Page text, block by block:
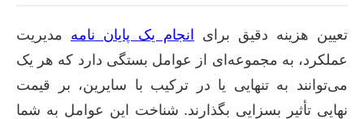
تعیین هزینه دقیق برای انجام یک پایان نامه مدیریت
عملکرد، به مجموعه‌ای از عوامل بستگی دارد که هر یک
می‌توانند به تنهایی یا در ترکیب با سایرین، بر قیمت
نهایی تأثیر بسزایی بگذارند. شناخت این عوامل به شما